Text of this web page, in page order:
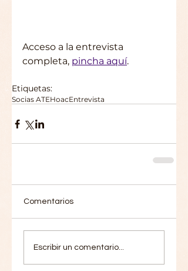
Acceso a la entrevista
completa, pincha aquí.
Etiquetas:
Socias ATEHoacEntrevista
Comentarios
Escribir un comentario...